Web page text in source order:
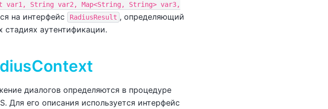
var1, String var2, Map<String, String> var3,
на интерфейс RadiusResult , определяющий
стадиях аутентификации.
диалогов определяются в процедуре
Для его описания используется интерфейс